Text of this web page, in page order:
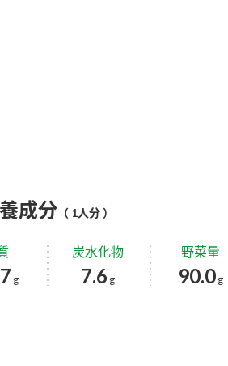
成分 （ 1人分 ）
g
炭水化物
7.6 g
野菜量
90.0g